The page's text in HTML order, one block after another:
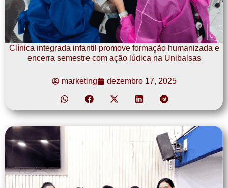
Clínica integrada infantil promove formação humanizada e
encerra semestre com ação lúdica na Unibalsas
marketing dezembro 17, 2025